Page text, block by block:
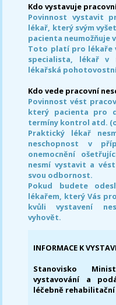
Kdo vystavuje
Povinnost vystavit
lékař, který svým
pacienta neumožňuje
Toto platí pro lékaře
specialista, lékař v
lékařská pohotovostní
Kdo vede pracovní
Povinnost vést
který pacienta pro
termíny kontrol atd.
Praktický lékař
neschopnost v
onemocnění
nesmí vystavit a
svou odbornost.
Pokud budete
lékařem, který Vás
kvůli vystavení
vyhovět.
INFORMACE K
Stanovisko
vystavování a
léčebně rehabilitační